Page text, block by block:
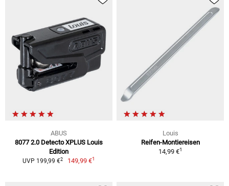
ABUS
8077 2.0 Detecto XPLUS Louis
Edition
UVP 199,99 €2 149,99 €1
Louis
Reifen-Montiereisen
14,99 €1